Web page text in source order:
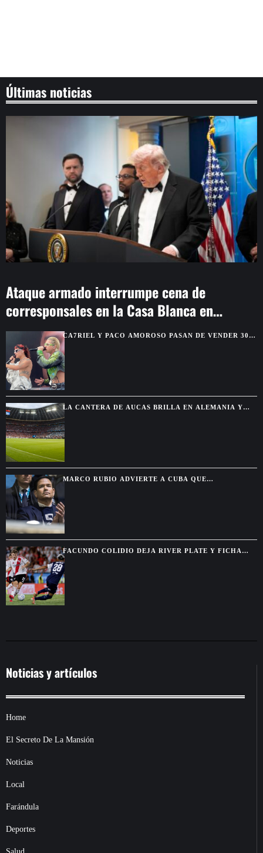
Últimas noticias
Ataque armado interrumpe cena de
corresponsales en la Casa Blanca en
WashingtonCA7RIEL Y PACO AMOROSO PASAN DE VENDER 300
BOLETOS A REUNIR 15.000 FANS EN MÉXICO
LA CANTERA DE AUCAS BRILLA EN ALEMANIA Y
TERMINA INVICTA FRENTE A GRANDES CLUBES
MARCO RUBIO ADVIERTE A CUBA QUE
FACUNDO COLIDIO DEJA RIVER PLATE Y FICHA
POR VASCO DA GAMA HASTA 2029
Noticias y artículos
Home
El Secreto De La Mansión
Noticias
Local
Farándula
Deportes